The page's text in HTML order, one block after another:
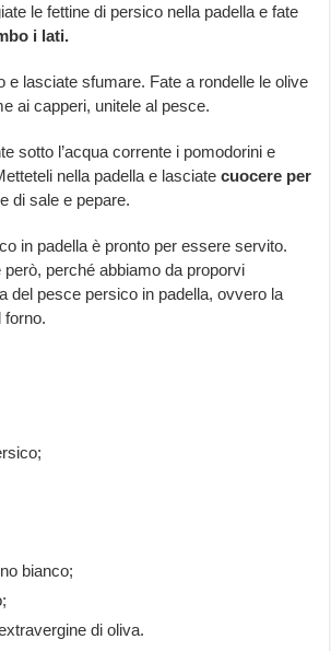
le fettine di persico nella padella e fate
i lati.
e lasciate sfumare. Fate a rondelle le olive
ai capperi, unitele al pesce.
sotto l’acqua corrente i pomodorini e
nella padella e lasciatecuocere per
di sale e pepare.
in padella è pronto per essere servito.
però, perché abbiamo da proporvi
del pesce persico in padella, ovvero la
forno.
bianco;
di oliva.